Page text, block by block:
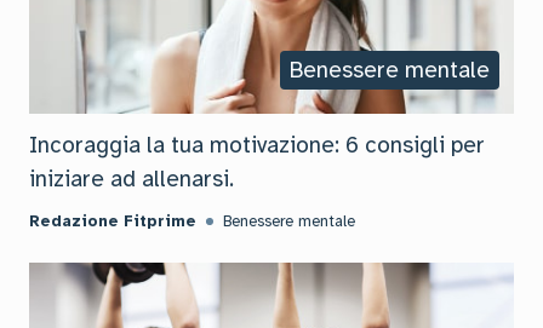
Benessere mentale
Incoraggia la tua motivazione: 6 consigli per
iniziare ad allenarsi.
Redazione Fitprime Benessere mentale